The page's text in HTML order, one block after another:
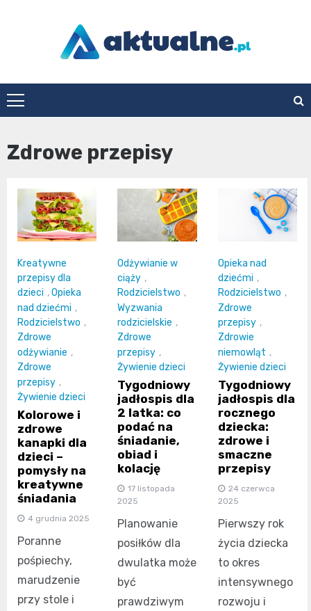
aktualne.pl
Zdrowe przepisy
Kreatywne
przepisy dla
dzieci ,Opieka
nad dziećmi ,
Rodzicielstwo ,
Zdrowe
odżywianie ,
Zdrowe
przepisy ,
Żywienie dzieci
Kolorowe i
zdrowe
kanapki dla
dzieci –
pomysły na
kreatywne
śniadania
4 grudnia 2025
Poranne
pośpiechy,
marudzenie
przy stole i
Odżywianie w
ciąży ,
Rodzicielstwo ,
Wyzwania
rodzicielskie ,
Zdrowe
przepisy ,
Żywienie dzieci
Tygodniowy
jadłospis dla
2 latka: co
podać na
śniadanie,
obiad i
kolację
17 listopada
2025
Planowanie
posiłków dla
dwulatka może
być
prawdziwym
Opieka nad
dziećmi ,
Rodzicielstwo ,
Zdrowe
przepisy ,
Zdrowie
niemowląt ,
Żywienie dzieci
Tygodniowy
jadłospis dla
rocznego
dziecka:
zdrowe i
smaczne
przepisy
24 czerwca
2025
Pierwszy rok
życia dziecka
to okres
intensywnego
rozwoju i